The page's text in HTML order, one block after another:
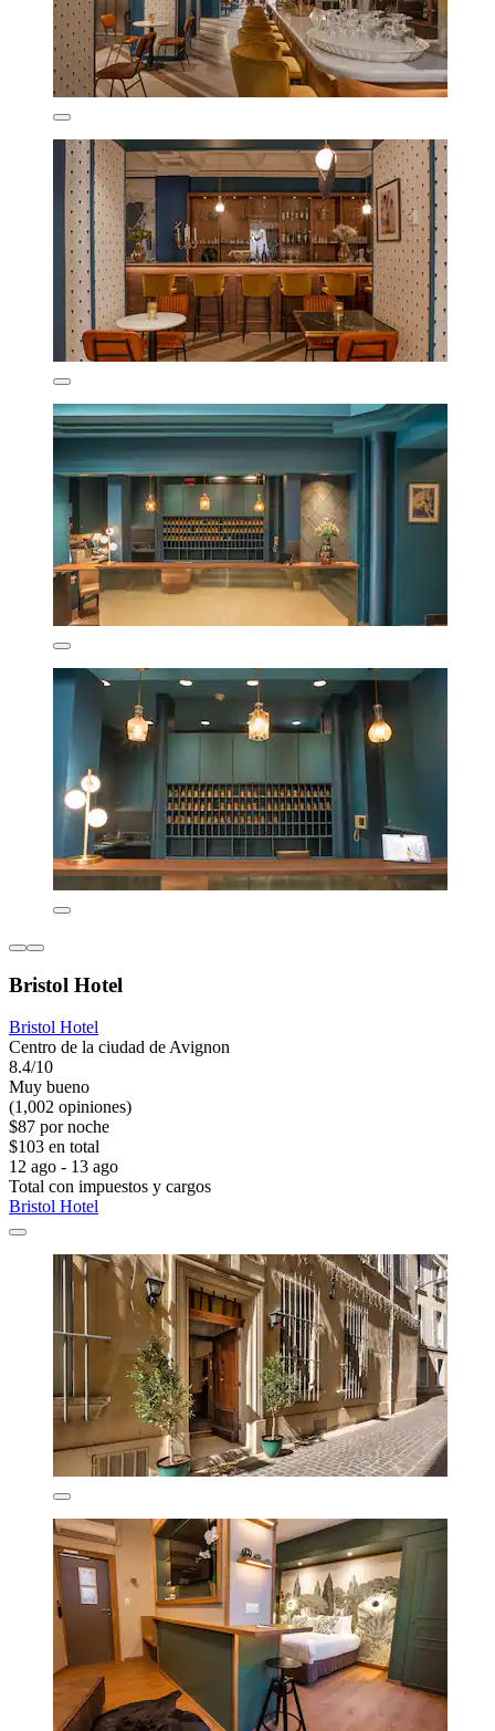
Bristol Hotel
Bristol Hotel
Centro de la ciudad de Avignon
8.4/10
Muy bueno
(1,002 opiniones)
$87 por noche
$103 en total
12 ago - 13 ago
Total con impuestos y cargos
Bristol Hotel